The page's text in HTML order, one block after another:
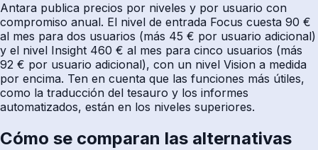
Antara publica precios por niveles y por usuario con
compromiso anual. El nivel de entrada Focus cuesta 90 €
al mes para dos usuarios (más 45 € por usuario adicional)
y el nivel Insight 460 € al mes para cinco usuarios (más
92 € por usuario adicional), con un nivel Vision a medida
por encima. Ten en cuenta que las funciones más útiles,
como la traducción del tesauro y los informes
automatizados, están en los niveles superiores.
Cómo se comparan las alternativas